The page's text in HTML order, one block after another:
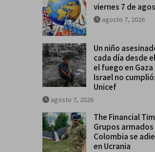
se salga de
Breves del
viernes 7 de
agosto 7, 2026
Un niño
cada día desde
el fuego en Gaza
Israel no cumplió:
Unicef
agosto 7, 2026
The Financial
Grupos armados
Colombia se
en Ucrania